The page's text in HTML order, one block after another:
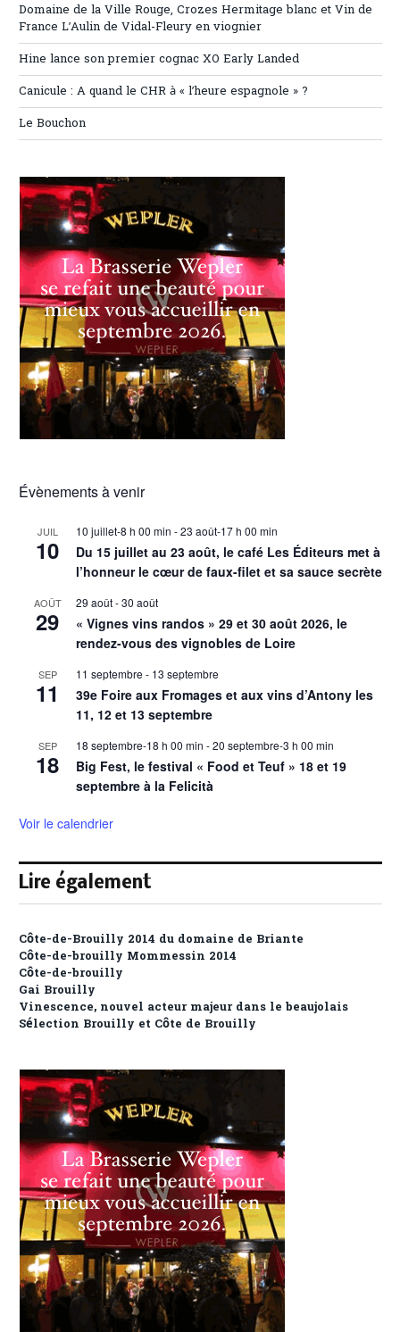
Domaine de la Ville Rouge, Crozes Hermitage blanc et Vin de
France L’Aulin de Vidal-Fleury en viognier
Hine lance son premier cognac XO Early Landed
Canicule : A quand le CHR à « l’heure espagnole » ?
Le Bouchon
Évènements à venir
JUIL
10
10 juillet-8 h 00 min -23 août-17 h 00 min
Du 15 juillet au 23 août, le café Les Éditeurs met à
l’honneur le cœur de faux-filet et sa sauce secrète
AOÛT
29
29 août-30 août
« Vignes vins randos » 29 et 30 août 2026, le
rendez-vous des vignobles de Loire
SEP
11
11 septembre - 13 septembre
39e Foire aux Fromages et aux vins d’Antony les
11, 12 et 13 septembre
SEP
18
18 septembre-18 h 00 min -20 septembre-3 h 00 min
Big Fest, le festival « Food et Teuf » 18 et 19
septembre à la Felicità
Voir le calendrier
Lire également
Côte-de-Brouilly 2014 du domaine de Briante
Côte-de-brouilly Mommessin 2014
Côte-de-brouilly
Gai Brouilly
Vinescence, nouvel acteur majeur dans le beaujolais
Sélection Brouilly et Côte de Brouilly